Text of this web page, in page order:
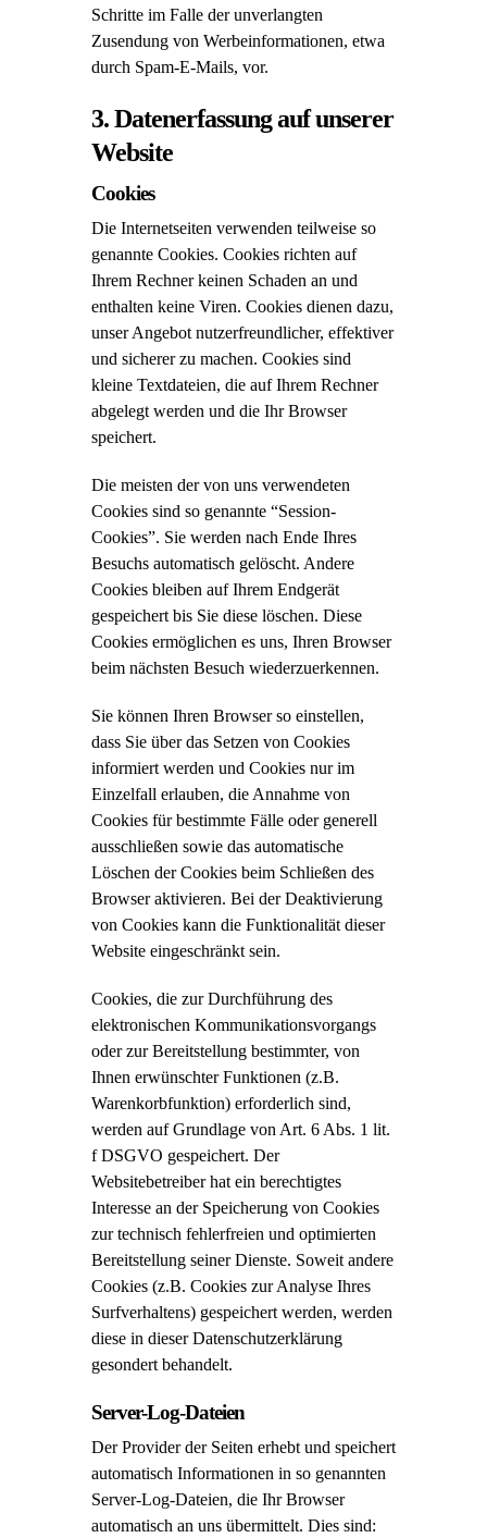
Schritte im Falle der unverlangten
Zusendung von Werbeinformationen, etwa
durch Spam-E-Mails, vor.
3. Datenerfassung auf unserer
Website
Cookies
Die Internetseiten verwenden teilweise so
genannte Cookies. Cookies richten auf
Ihrem Rechner keinen Schaden an und
enthalten keine Viren. Cookies dienen dazu,
unser Angebot nutzerfreundlicher, effektiver
und sicherer zu machen. Cookies sind
kleine Textdateien, die auf Ihrem Rechner
abgelegt werden und die Ihr Browser
speichert.
Die meisten der von uns verwendeten
Cookies sind so genannte “Session-
Cookies”. Sie werden nach Ende Ihres
Besuchs automatisch gelöscht. Andere
Cookies bleiben auf Ihrem Endgerät
gespeichert bis Sie diese löschen. Diese
Cookies ermöglichen es uns, Ihren Browser
beim nächsten Besuch wiederzuerkennen.
Sie können Ihren Browser so einstellen,
dass Sie über das Setzen von Cookies
informiert werden und Cookies nur im
Einzelfall erlauben, die Annahme von
Cookies für bestimmte Fälle oder generell
ausschließen sowie das automatische
Löschen der Cookies beim Schließen des
Browser aktivieren. Bei der Deaktivierung
von Cookies kann die Funktionalität dieser
Website eingeschränkt sein.
Cookies, die zur Durchführung des
elektronischen Kommunikationsvorgangs
oder zur Bereitstellung bestimmter, von
Ihnen erwünschter Funktionen (z.B.
Warenkorbfunktion) erforderlich sind,
werden auf Grundlage von Art. 6 Abs. 1 lit.
f DSGVO gespeichert. Der
Websitebetreiber hat ein berechtigtes
Interesse an der Speicherung von Cookies
zur technisch fehlerfreien und optimierten
Bereitstellung seiner Dienste. Soweit andere
Cookies (z.B. Cookies zur Analyse Ihres
Surfverhaltens) gespeichert werden, werden
diese in dieser Datenschutzerklärung
gesondert behandelt.
Server-Log-Dateien
Der Provider der Seiten erhebt und speichert
automatisch Informationen in so genannten
Server-Log-Dateien, die Ihr Browser
automatisch an uns übermittelt. Dies sind: